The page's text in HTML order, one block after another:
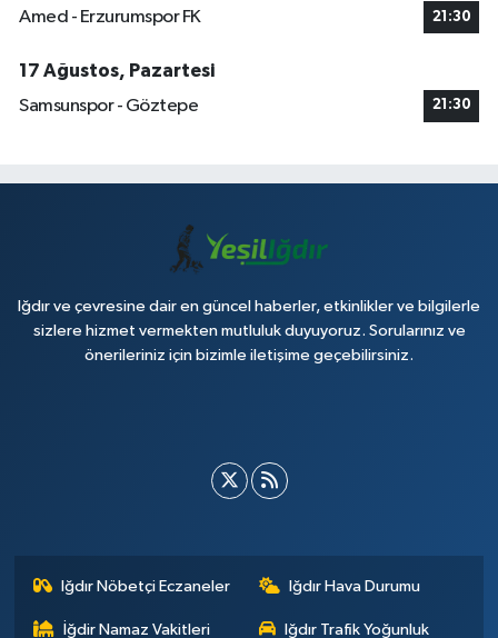
Amed - Erzurumspor FK 21:30
17 Ağustos, Pazartesi
Samsunspor - Göztepe
21:30
Iğdır ve çevresine dair en güncel haberler, etkinlikler ve bilgilerle
sizlere hizmet vermekten mutluluk duyuyoruz. Sorularınız ve
önerileriniz için bizimle iletişime geçebilirsiniz.
Iğdır Nöbetçi Eczaneler Iğdır Hava Durumu
İğdir Namaz Vakitleri Iğdır Trafik Yoğunluk